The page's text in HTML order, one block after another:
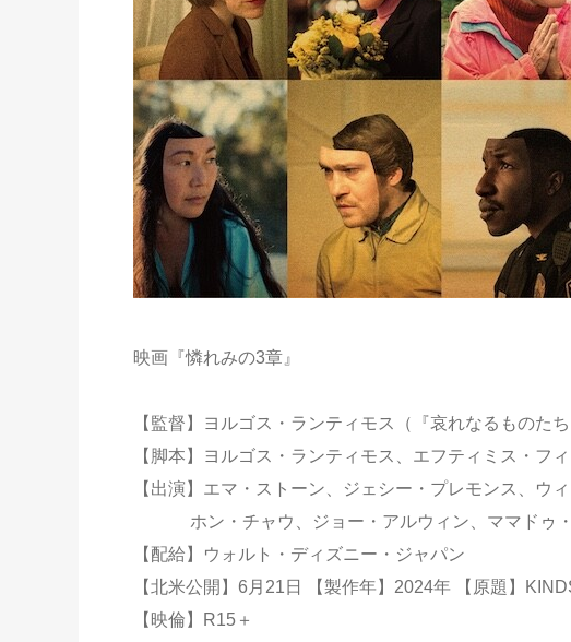
映画『憐れみの3章』
【監督】ヨルゴス・ランティモス（『哀れなるものた
【脚本】ヨルゴス・ランティモス、エフティミス・フ
【出演】エマ・ストーン、ジェシー・プレモンス、ウ
ホン・チャウ、ジョー・アルウィン、ママドゥ・
【配給】ウォルト・ディズニー・ジャパン
【北米公開】6月21日 【製作年】2024年 【原題】
【映倫】R15＋